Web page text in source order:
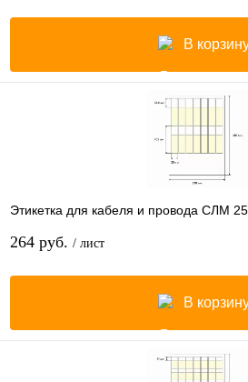
В
Этикетка для кабеля и провода СЛМ
264 руб. / лист
В